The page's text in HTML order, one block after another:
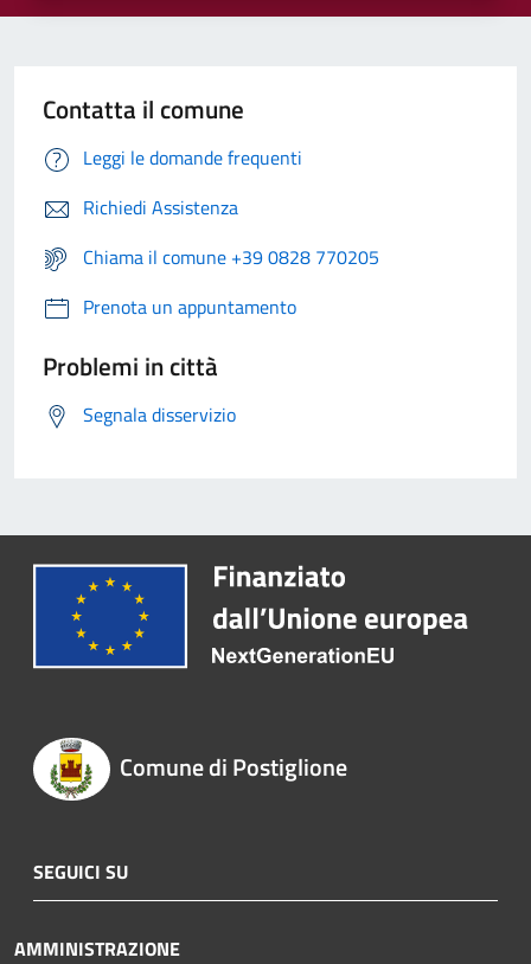
Contatta il comune
Leggi le domande frequenti
Richiedi Assistenza
Chiama il comune +39 0828 770205
Prenota un appuntamento
Problemi in città
Segnala disservizio
Comune di Postiglione
SEGUICI SU
AMMINISTRAZIONE